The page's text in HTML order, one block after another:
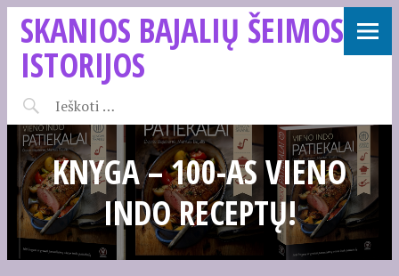
SKANIOS BAJALIŲ ŠEIMOS
ISTORIJOS
KNYGA – 100-AS VIENO
INDO RECEPTŲ!